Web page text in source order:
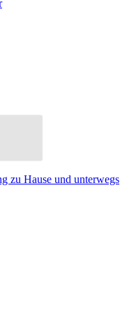
zu Hause und unterwegs